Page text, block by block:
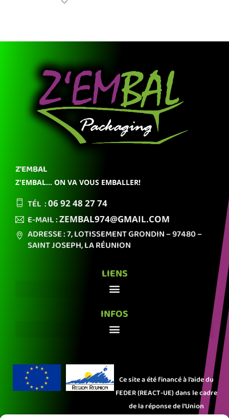
Z'EMBAL
Z'EMBAL... ON VA VOUS EMBALLER!
TÉL :06 9248 27 74
E-MAIL :ZEMBAL974@GMAIL.COM
ADRESSE : 7, LOTISSEMENT GRONDIN– 97480 –
SAINT JOSEPH,LA RÉUNION
LIENS
INFOS
Ce site a été financé à l’aide du
FEDER (REACT-UE) dans le cadre
de la réponse de l’Union